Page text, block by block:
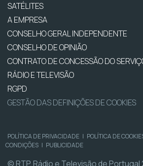
SATÉLITES
A EMPRESA
CONSELHO GERAL INDEPENDENTE
CONSELHO DE OPINIÃO
CONTRATO DE CONCESSÃO DO
RÁDIO E TELEVISÃO
RGPD
GESTÃO DAS DEFINIÇÕES DE COOKIES
POLÍTICA DE PRIVACIDADE | POLÍTICA DE
CONDIÇÕES | PUBLICIDADE
© RTP, Rádio e Televisão de Portugal